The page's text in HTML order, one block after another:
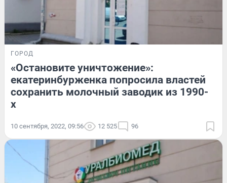
ГОРОД
«Остановите уничтожение»:
екатеринбурженка попросила властей
сохранить молочный заводик из 1990-
х
10 сентября, 2022, 09:56 12 525 96